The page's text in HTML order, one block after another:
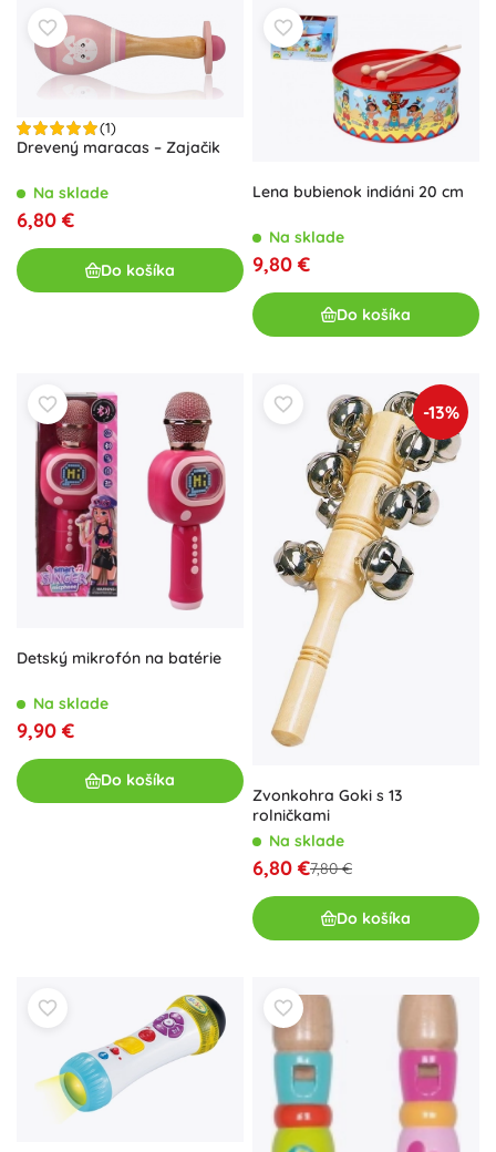
(1)
Drevený maracas – Zajačik
Na sklade
6,80 €
Do košíka
Lena bubienok indiáni 20 cm
Na sklade
9,80 €
Do košíka
Detský mikrofón na batérie
Na sklade
9,90 €
Do košíka
-13%
Zvonkohra Goki s 13
rolničkami
Na sklade
6,80 €7,80 €
Do košíka